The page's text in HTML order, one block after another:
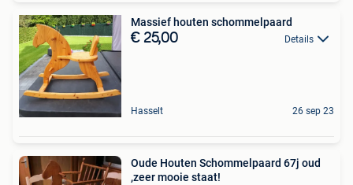
Massief houten schommelpaard
€ 25,00 Details
Hasselt 26 sep 23
Oude Houten Schommelpaard 67j oud
,zeer mooie staat!